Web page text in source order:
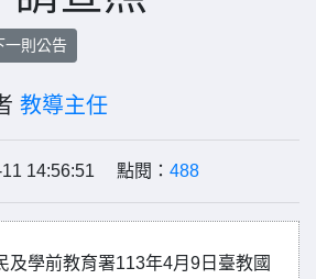
一則公告
教導主任
11 14:56:51 點閱： 488
及學前教育署113年4月9日臺教國